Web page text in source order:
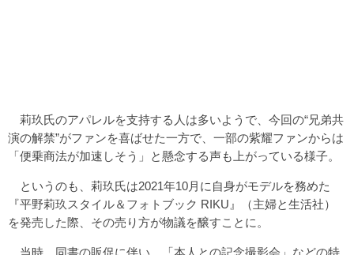
莉玖氏のアパレルを支持する人は多いようで、今回の“兄弟共
演の解禁”がファンを喜ばせた一方で、一部の紫耀ファンからは
「便乗商法が加速しそう」と懸念する声も上がっている様子。
というのも、莉玖氏は2021年10月に自身がモデルを務めた
『平野莉玖スタイル＆フォトブック RIKU』（主婦と生活社）
を発売した際、その売り方が物議を醸すことに。
当時、同書の販促に伴い、「本人との記念撮影会」などの特